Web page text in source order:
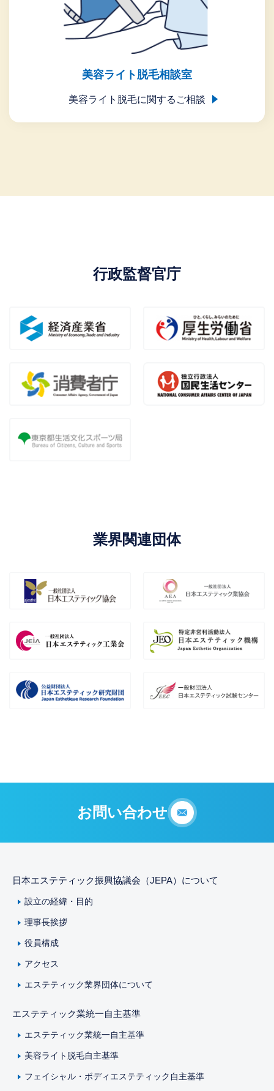
美容ライト脱毛相談室
美容ライト脱毛に関するご相談
行政監督官庁
業界関連団体
お問い合わせ
日本エステティック振興協議会（JEPA）について
設立の経緯・目的
理事長挨拶
役員構成
アクセス
エステティック業界団体について
エステティック業統一自主基準
エステティック業統一自主基準
美容ライト脱毛自主基準
フェイシャル・ボディエステティック自主基準